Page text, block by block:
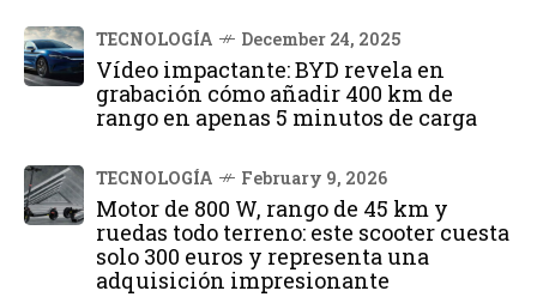
TECNOLOGÍA December 24, 2025
Vídeo impactante: BYD revela en
grabación cómo añadir 400 km de
rango en apenas 5 minutos de carga
TECNOLOGÍA February 9, 2026
Motor de 800 W, rango de 45 km y
ruedas todo terreno: este scooter cuesta
solo 300 euros y representa una
adquisición impresionante